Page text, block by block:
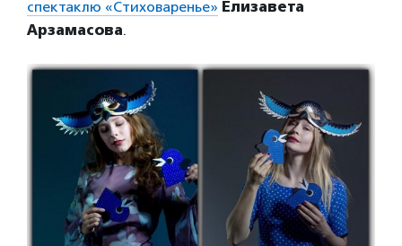
спектаклю «Стиховаренье» Елизавета
Арзамасова.